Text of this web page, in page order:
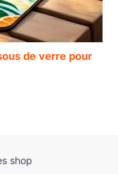
de verre pour
shop